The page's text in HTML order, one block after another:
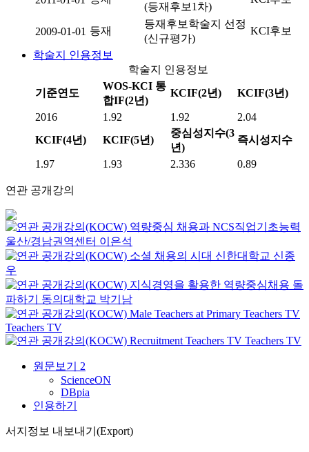
(등재후보1차)
2009-01-01 등재
등재후보학술지 선정
(신규평가)
KCI후보
학술지 인용정보
학술지 인용정보
기준연도
WOS-KCI 통
합IF(2년)
KCIF(2년) KCIF(3년)
2016 1.92 1.92
2.04
KCIF(4년)
KCIF(5년)
중심성지수(3
년)
즉시성지수
1.97 1.93 2.336 0.89
연관 공개강의
역량중심 채용과 NCS직업기초능력
울산/경남권역센터 이은석
소셜 채용의 시대 신한대학교 신종
우
지식경영을 활용한 역량중심채용 돌
파하기
동의대학교 박기남
Male Teachers at Primary Teachers TV
Teachers TV
Recruitment Teachers TV Teachers TV
원문보기 2
ScienceON
DBpia
인용하기
서지정보 내보내기(Export)